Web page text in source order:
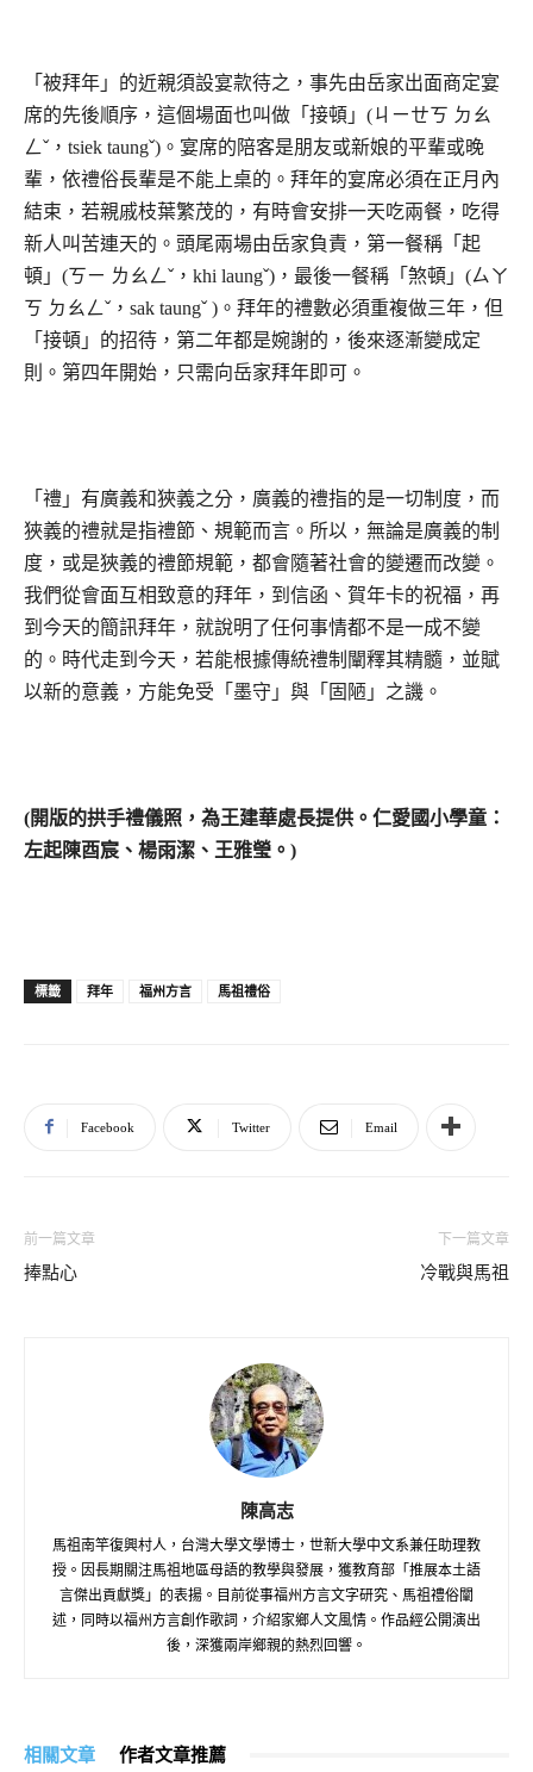
「被拜年」的近親須設宴款待之，事先由岳家出面商定宴
席的先後順序，這個場面也叫做「接頓」(ㄐㄧㄝㄎ ㄉㄠ
ㄥˇ，tsiek taungˇ)。宴席的陪客是朋友或新娘的平輩或晚
輩，依禮俗長輩是不能上桌的。拜年的宴席必須在正月內
結束，若親戚枝葉繁茂的，有時會安排一天吃兩餐，吃得
新人叫苦連天的。頭尾兩場由岳家負責，第一餐稱「起
頓」(ㄎㄧ ㄌㄠㄥˇ，khi laungˇ)，最後一餐稱「煞頓」(ㄙㄚ
ㄎ ㄉㄠㄥˇ，sak taungˇ )。拜年的禮數必須重複做三年，但
「接頓」的招待，第二年都是婉謝的，後來逐漸變成定
則。第四年開始，只需向岳家拜年即可。
「禮」有廣義和狹義之分，廣義的禮指的是一切制度，而
狹義的禮就是指禮節、規範而言。所以，無論是廣義的制
度，或是狹義的禮節規範，都會隨著社會的變遷而改變。
我們從會面互相致意的拜年，到信函、賀年卡的祝福，再
到今天的簡訊拜年，就說明了任何事情都不是一成不變
的。時代走到今天，若能根據傳統禮制闡釋其精髓，並賦
以新的意義，方能免受「墨守」與「固陋」之譏。
(開版的拱手禮儀照，為王建華處長提供。仁愛國小學童：
左起陳酉宸、楊雨潔、王雅瑩。)
標籤 拜年 福州方言 馬祖禮俗
Facebook Twitter Email
前一篇文章
捧點心
下一篇文章
冷戰與馬祖
陳高志
馬祖南竿復興村人，台灣大學文學博士，世新大學中文系兼任助理教
授。因長期關注馬祖地區母語的教學與發展，獲教育部「推展本土語
言傑出貢獻獎」的表揚。目前從事福州方言文字研究、馬祖禮俗闡
述，同時以福州方言創作歌詞，介紹家鄉人文風情。作品經公開演出
後，深獲兩岸鄉親的熱烈回響。
相關文章 作者文章推薦